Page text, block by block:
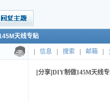
天线专贴
信息 搜索 邮箱
[分享]DIY制做145M天线